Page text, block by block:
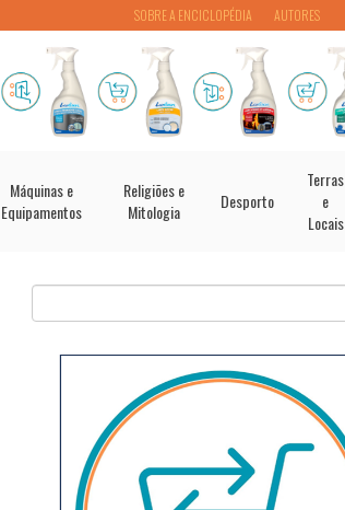
SOBRE A ENCICLOPÉDIA AUTORES
Máquinas e
Equipamentos
Religiões e
Mitologia
Desporto
Terras
e
Locais